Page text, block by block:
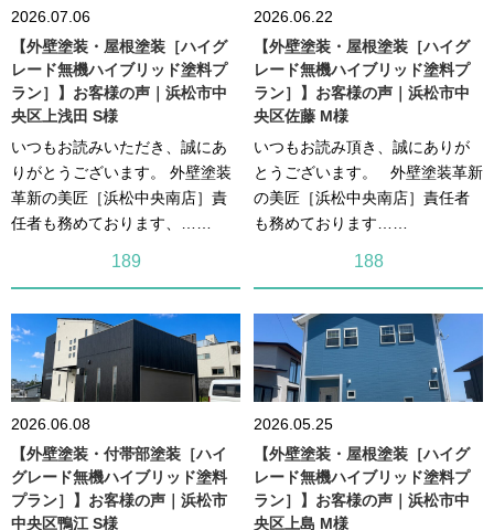
2026.07.06
【外壁塗装・屋根塗装［ハイグ
レード無機ハイブリッド塗料プ
ラン］】お客様の声｜浜松市中
央区上浅田 S様
いつもお読みいただき、誠にあ
りがとうございます。 外壁塗装
革新の美匠［浜松中央南店］責
任者も務めております、……
2026.06.22
【外壁塗装・屋根塗装［ハイグ
レード無機ハイブリッド塗料プ
ラン］】お客様の声｜浜松市中
央区佐藤 M様
いつもお読み頂き、誠にありが
とうございます。 外壁塗装革新
の美匠［浜松中央南店］責任者
も務めております……
189
2026.06.08
【外壁塗装・付帯部塗装［ハイ
グレード無機ハイブリッド塗料
プラン］】お客様の声｜浜松市
中央区鴨江 S様
188
2026.05.25
【外壁塗装・屋根塗装［ハイグ
レード無機ハイブリッド塗料プ
ラン］】お客様の声｜浜松市中
央区上島 M様